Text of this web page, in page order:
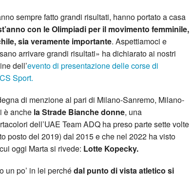
sempre fatto grandi risultati, hanno portato a casa
con le Olimpiadi per il movimento femminile,
sia veramente importante. Aspettiamoci e
arrivare grandi risultati» ha dichiarato ai nostri
dell’evento di presentazione delle corse di
Sport.
di menzione al pari di Milano-Sanremo, Milano-
è anche la Strade Bianche donne, una
dell’UAE Team ADQ ha preso parte sette volte
posto del 2019) dal 2015 e che nel 2022 ha visto
oggi Marta si rivede: Lotte Kopecky.
un po’ in lei perchédal punto di vista atletico si